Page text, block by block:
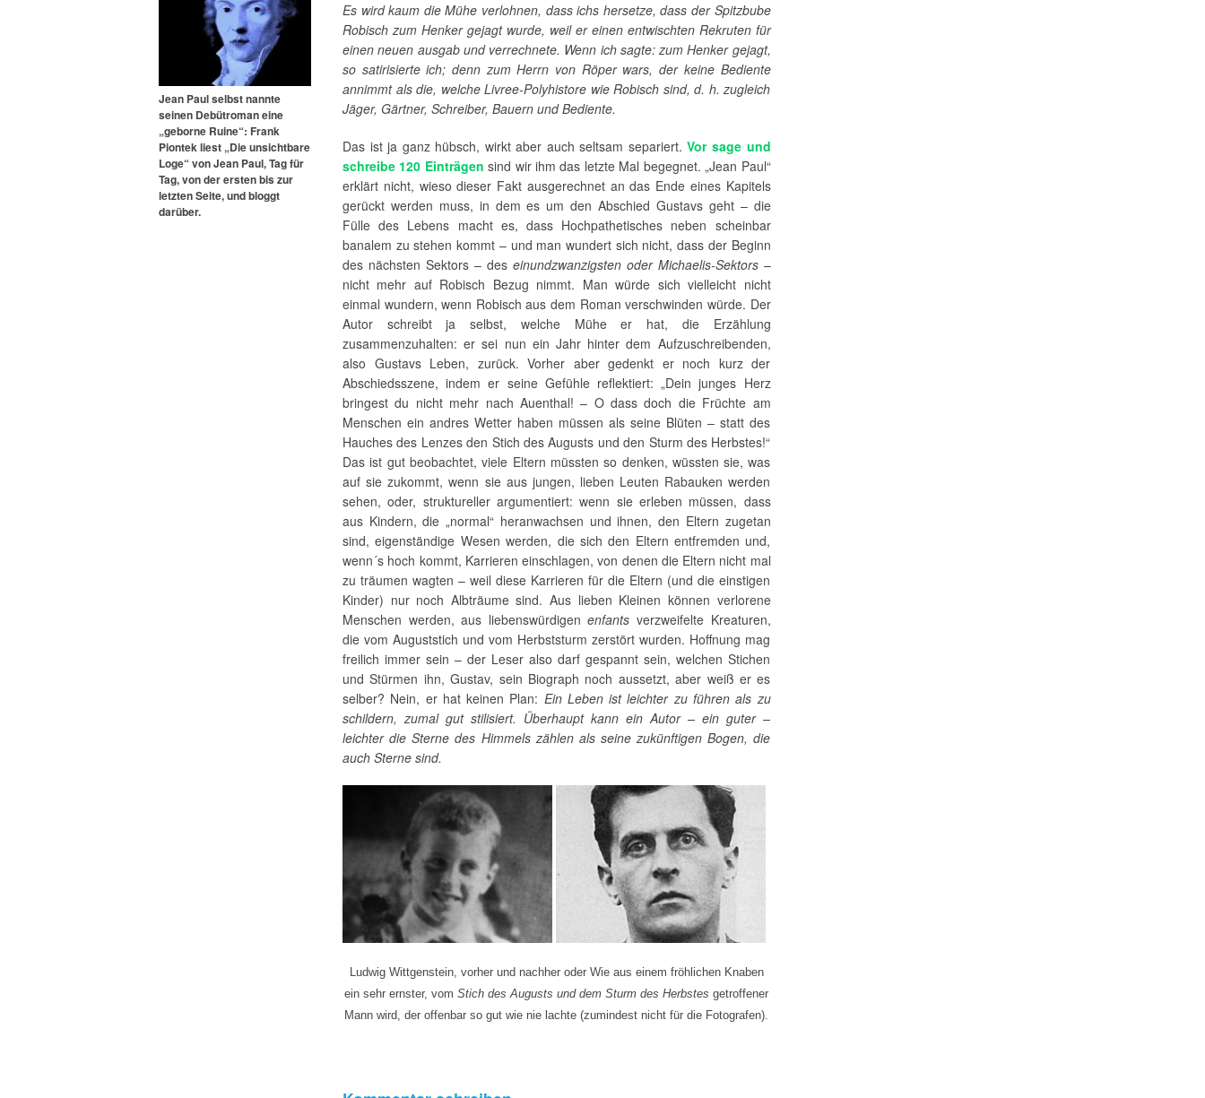
Jean Paul selbst nannte
seinen Debütroman eine
„geborne Ruine“: Frank
Piontek liest „Die unsichtbare
Loge“ von Jean Paul, Tag für
Tag, von der ersten bis zur
letzten Seite, und bloggt
darüber.
Es wird kaum die Mühe verlohnen, dass ichs hersetze, dass der Spitzbube
Robisch zum Henker gejagt wurde, weil er einen entwischten Rekruten für
einen neuen ausgab und verrechnete. Wenn ich sagte: zum Henker gejagt,
so satirisierte ich; denn zum Herrn von Röper wars, der keine Bediente
annimmt als die, welche Livree-Polyhistore wie Robisch sind, d. h. zugleich
Jäger, Gärtner, Schreiber, Bauern und Bediente.
Das ist ja ganz hübsch, wirkt aber auch seltsam separiert.Vor sage und
schreibe 120 Einträgen sind wir ihm das letzte Mal begegnet. „Jean Paul“
erklärt nicht, wieso dieser Fakt ausgerechnet an das Ende eines Kapitels
gerückt werden muss, in dem es um den Abschied Gustavs geht – die
Fülle des Lebens macht es, dass Hochpathetisches neben scheinbar
banalem zu stehen kommt – und man wundert sich nicht, dass der Beginn
des nächsten Sektors – des einundzwanzigsten oder Michaelis-Sektors–
nicht mehr auf Robisch Bezug nimmt. Man würde sich vielleicht nicht
einmal wundern, wenn Robisch aus dem Roman verschwinden würde. Der
Autor schreibt ja selbst, welche Mühe er hat, die Erzählung
zusammenzuhalten: er sei nun ein Jahr hinter dem Aufzuschreibenden,
also Gustavs Leben, zurück. Vorher aber gedenkt er noch kurz der
Abschiedsszene, indem er seine Gefühle reflektiert: „Dein junges Herz
bringest du nicht mehr nach Auenthal! – O dass doch die Früchte am
Menschen ein andres Wetter haben müssen als seine Blüten – statt des
Hauches des Lenzes den Stich des Augusts und den Sturm des Herbstes!“
Das ist gut beobachtet, viele Eltern müssten so denken, wüssten sie, was
auf sie zukommt, wenn sie aus jungen, lieben Leuten Rabauken werden
sehen, oder, struktureller argumentiert: wenn sie erleben müssen, dass
aus Kindern, die „normal“ heranwachsen und ihnen, den Eltern zugetan
sind, eigenständige Wesen werden, die sich den Eltern entfremden und,
wenn´s hoch kommt, Karrieren einschlagen, von denen die Eltern nicht mal
zu träumen wagten – weil diese Karrieren für die Eltern (und die einstigen
Kinder) nur noch Albträume sind. Aus lieben Kleinen können verlorene
Menschen werden, aus liebenswürdigenenfants verzweifelte Kreaturen,
die vom Auguststich und vom Herbststurm zerstört wurden. Hoffnung mag
freilich immer sein – der Leser also darf gespannt sein, welchen Stichen
und Stürmen ihn, Gustav, sein Biograph noch aussetzt, aber weiß er es
selber? Nein, er hat keinen Plan: Ein Leben ist leichter zu führen als zu
schildern, zumal gut stilisiert. Überhaupt kann ein Autor – ein guter –
leichter die Sterne des Himmels zählen als seine zukünftigen Bogen, die
auch Sterne sind.
Ludwig Wittgenstein, vorher und nachher oder Wie aus einem fröhlichen Knaben
ein sehr ernster, vomStich des Augusts und dem Sturm des Herbstesgetroffener
Mann wird, der offenbar so gut wie nie lachte (zumindest nicht für die Fotografen).